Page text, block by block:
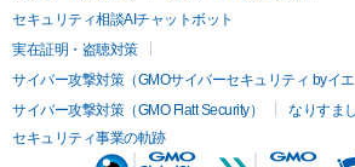
セキュリティ相談AIチャットボット
実在証明・盗聴対策
サイバー攻撃対策（GMOサイバーセキュリティ byイエ
サイバー攻撃対策（GMO Flatt Security）
なりすま
セキュリティ事業の軌跡